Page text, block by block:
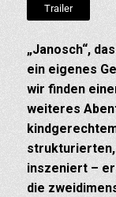
Trailer
„Janosch“,
ein eigenes
wir finden
weiteres
inszeniert –
die